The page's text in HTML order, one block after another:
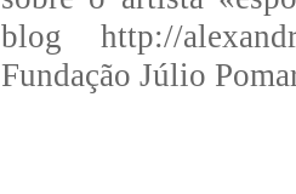
blog http://
Fundação Júlio